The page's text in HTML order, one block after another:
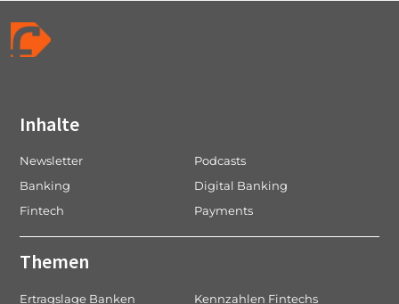
Inhalte
Newsletter
Podcasts
Banking
Digital Banking
Fintech
Payments
Themen
Ertragslage Banken
Kennzahlen Fintechs